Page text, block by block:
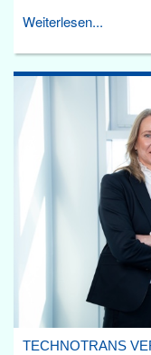
Weiterlesen...
TECHNOTRANS